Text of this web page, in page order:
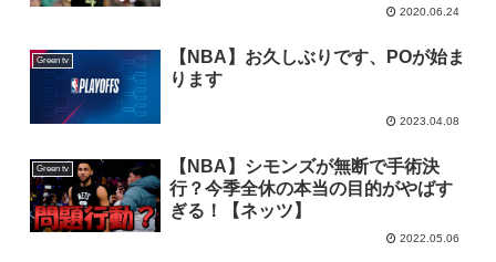
2020.06.24
Green tv
【NBA】お久しぶりです、POが始ま
ります
2023.04.08
Green tv
【NBA】シモンズが無断で手術決
行？今季全休の本当の目的がやばす
ぎる！【ネッツ】
2022.05.06